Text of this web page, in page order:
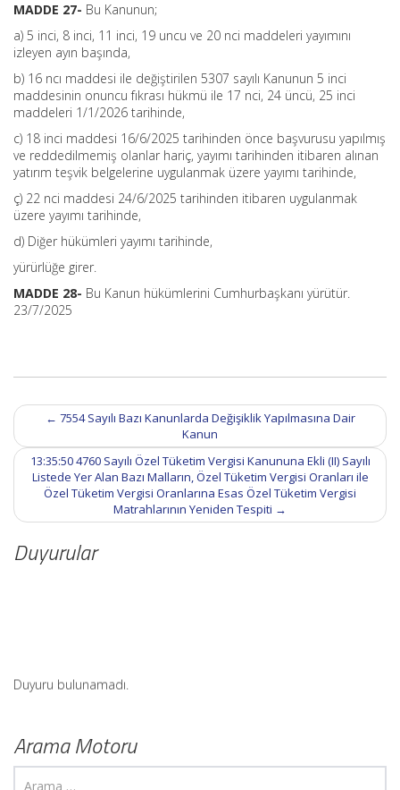
MADDE 27- Bu Kanunun;
a) 5 inci, 8 inci, 11 inci, 19 uncu ve 20 nci maddeleri yayımını
izleyen ayın başında,
b) 16 ncı maddesi ile değiştirilen 5307 sayılı Kanunun 5 inci
maddesinin onuncu fıkrası hükmü ile 17 nci, 24 üncü, 25 inci
maddeleri 1/1/2026 tarihinde,
c) 18 inci maddesi 16/6/2025 tarihinden önce başvurusu yapılmış
ve reddedilmemiş olanlar hariç, yayımı tarihinden itibaren alınan
yatırım teşvik belgelerine uygulanmak üzere yayımı tarihinde,
ç) 22 nci maddesi 24/6/2025 tarihinden itibaren uygulanmak
üzere yayımı tarihinde,
d) Diğer hükümleri yayımı tarihinde,
yürürlüğe girer.
MADDE 28- Bu Kanun hükümlerini Cumhurbaşkanı yürütür.
23/7/2025
Post
navigation
← 7554 Sayılı Bazı Kanunlarda Değişiklik Yapılmasına Dair
Kanun
13:35:50 4760 Sayılı Özel Tüketim Vergisi Kanununa Ekli (II) Sayılı
Listede Yer Alan Bazı Malların, Özel Tüketim Vergisi Oranları ile
Özel Tüketim Vergisi Oranlarına Esas Özel Tüketim Vergisi
Matrahlarının Yeniden Tespiti →
Duyurular
Duyuru bulunamadı.
Arama Motoru